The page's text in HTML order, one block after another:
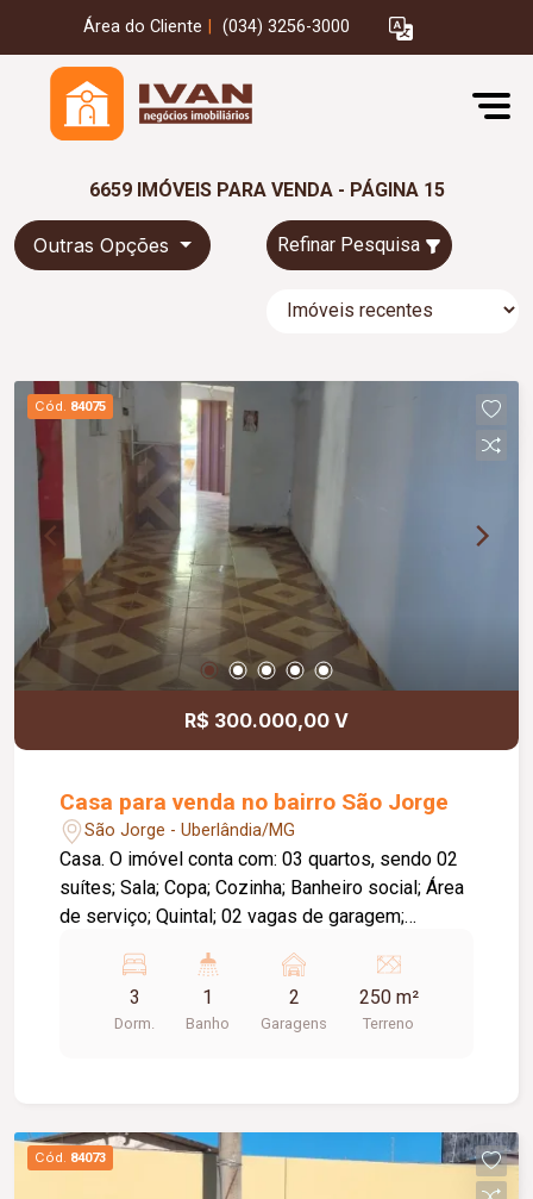
Área do Cliente (034) 3256-3000
6659 IMÓVEIS PARA VENDA - PÁGINA 15
Outras Opções Refinar Pesquisa
Cód. 84075
R$ 300.000,00 V
Casa para venda no bairro São Jorge
São Jorge - Uberlândia/MG
Casa. O imóvel conta com: 03 quartos, sendo 02
suítes; Sala; Copa; Cozinha; Banheiro social; Área
de serviço; Quintal; 02 vagas de garagem;
3
Dorm.
1
Banho
2
Garagens
250 m²
Terreno
Cód. 84073